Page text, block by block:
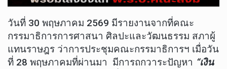
วันที่ 30 พฤษภาคม 2569 มีรายงานจากที่คณะ
กรรมาธิการการศาสนา ศิลปะและวัฒนธรรม สภาผู้
แทนราษฎร ว่าการประชุมคณะกรรมาธิการฯ เมื่อวัน
ที่ 28 พฤษภาคมที่ผ่านมา มีการถกวาระปัญหา “เงิน